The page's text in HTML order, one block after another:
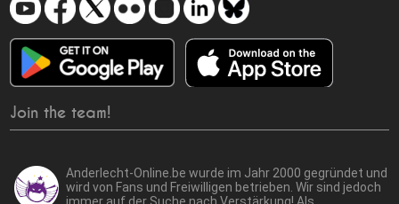
Join the team!
Anderlecht-Online.be wurde im Jahr 2000 gegründet und
wird von Fans und Freiwilligen betrieben. Wir sind jedoch
immer auf der Suche nach Verstärkung! Als